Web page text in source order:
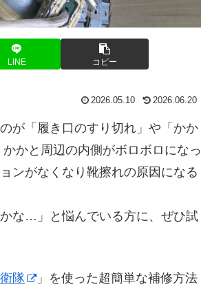
LINE コピー
2026.05.10 2026.06.20
が「履き口のすり切れ」や「かか
かと周辺の内側がボロボロになっ
ンがなくなり靴擦れの原因になる
な…」と悩んでいる方に、ぜひ試
隊 」を使った超簡単な補修方法